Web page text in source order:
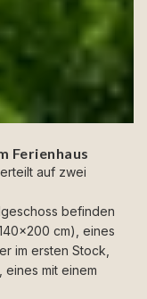
Ferienhaus
auf zwei
befinden
cm), eines
im ersten Stock,
mit einem